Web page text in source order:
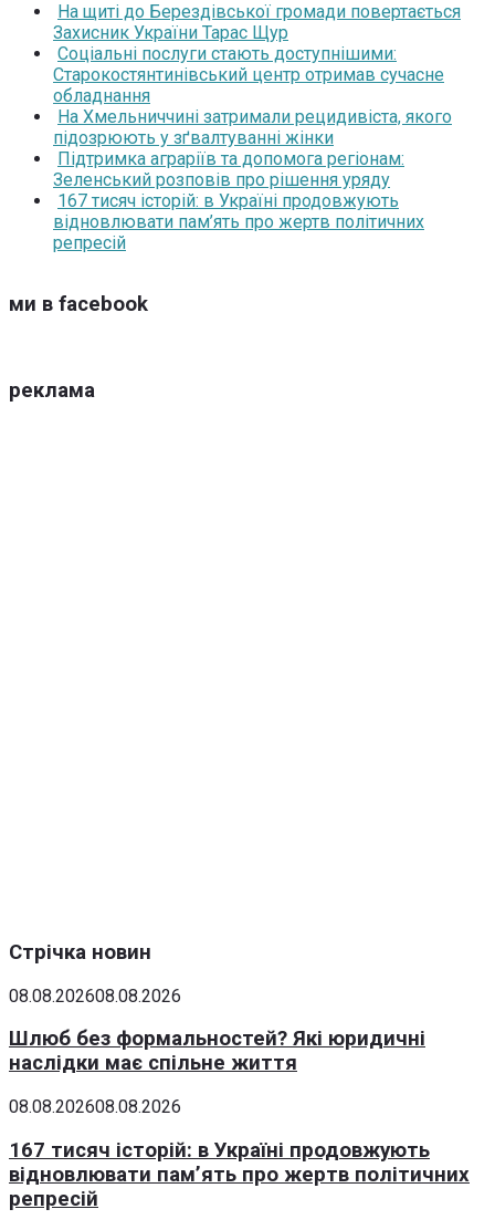
На щиті до Берездівської громади повертається
Захисник України Тарас Щур
Соціальні послуги стають доступнішими:
Старокостянтинівський центр отримав сучасне
обладнання
На Хмельниччині затримали рецидивіста, якого
підозрюють у зґвалтуванні жінки
Підтримка аграріїв та допомога регіонам:
Зеленський розповів про рішення уряду
167 тисяч історій: в Україні продовжують
відновлювати пам’ять про жертв політичних
репресій
ми в facebook
реклама
Стрічка новин
08.08.202608.08.2026
Шлюб без формальностей? Які юридичні
наслідки має спільне життя
08.08.202608.08.2026
167 тисяч історій: в Україні продовжують
відновлювати пам’ять про жертв політичних
репресій